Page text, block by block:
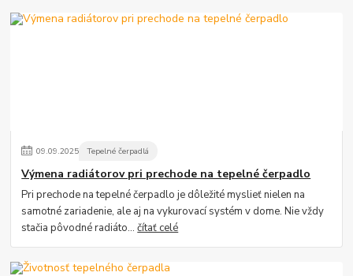
09.09.2025 Tepelné čerpadlá
Výmena radiátorov pri prechode na tepelné čerpadlo
Pri prechode na tepelné čerpadlo je dôležité myslieť nielen na
samotné zariadenie, ale aj na vykurovací systém v dome. Nie vždy
stačia pôvodné radiáto...čítať celé